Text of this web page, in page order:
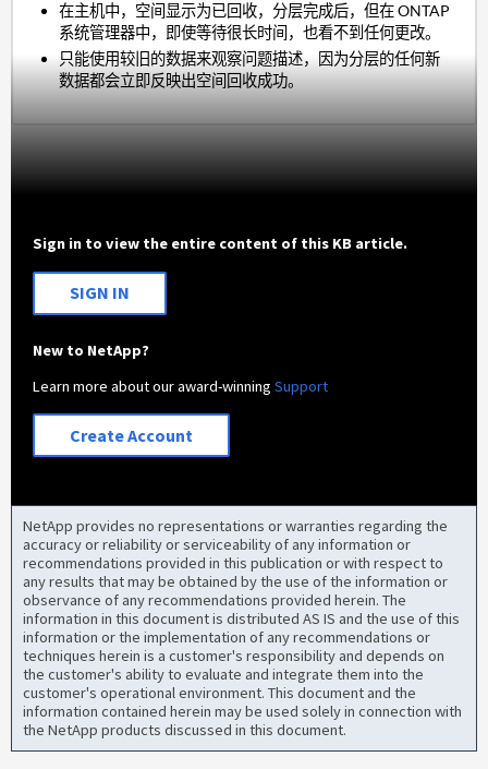
在主机中，空间显示为已回收，分层完成后，但在 ONTAP
系统管理器中，即使等待很长时间，也看不到任何更改。
只能使用较旧的数据来观察问题描述，因为分层的任何新
数据都会立即反映出空间回收成功。
Sign in to view the entire content of this KB article.
SIGN IN
New to NetApp?
Learn more about our award-winningSupport
Create Account
NetApp provides no representations or warranties regarding the
accuracy or reliability or serviceability of any information or
recommendations provided in this publication or with respect to
any results that may be obtained by the use of the information or
observance of any recommendations provided herein. The
information in this document is distributed AS IS and the use of this
information or the implementation of any recommendations or
techniques herein is a customer's responsibility and depends on
the customer's ability to evaluate and integrate them into the
customer's operational environment. This document and the
information contained herein may be used solely in connection with
the NetApp products discussed in this document.